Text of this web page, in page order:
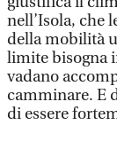
nell’Isola, che
della mobilità
limite bisogna
vadano
camminare. E
di essere